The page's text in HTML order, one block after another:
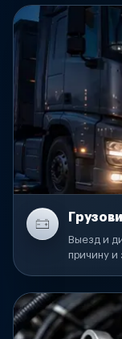
Выезд и
причину и